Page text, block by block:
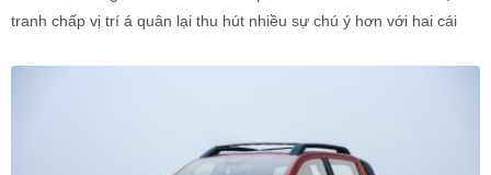
tranh chấp vị trí á quân lại thu hút nhiều sự chú ý hơn với hai cái